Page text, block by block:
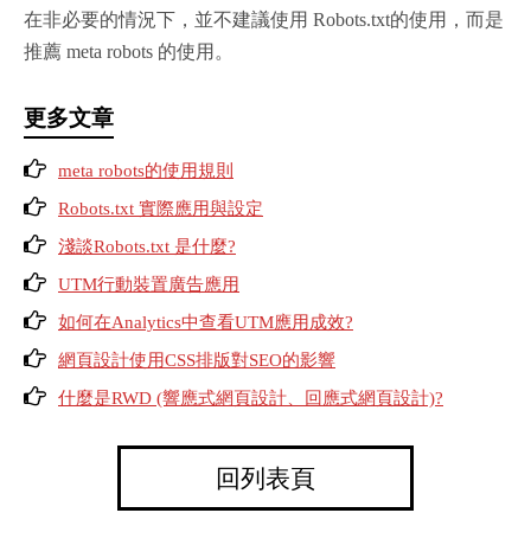
在非必要的情況下，並不建議使用 Robots.txt的使用，而是
推薦 meta robots 的使用。
更多文章
meta robots的使用規則
Robots.txt 實際應用與設定
淺談Robots.txt 是什麼?
UTM行動裝置廣告應用
如何在Analytics中查看UTM應用成效?
網頁設計使用CSS排版對SEO的影響
什麼是RWD (響應式網頁設計、回應式網頁設計)?
回列表頁